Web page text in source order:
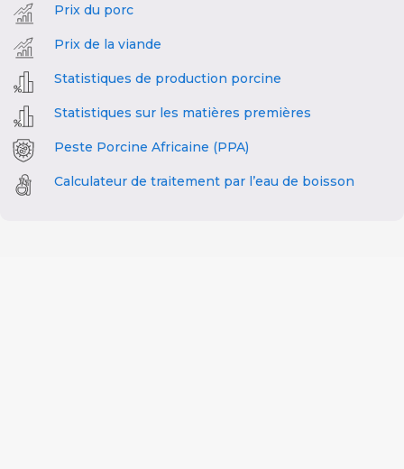
Prix du porc
Prix de la viande
Statistiques de production porcine
Statistiques sur les matières premières
Peste Porcine Africaine (PPA)
Calculateur de traitement par l’eau de boisson